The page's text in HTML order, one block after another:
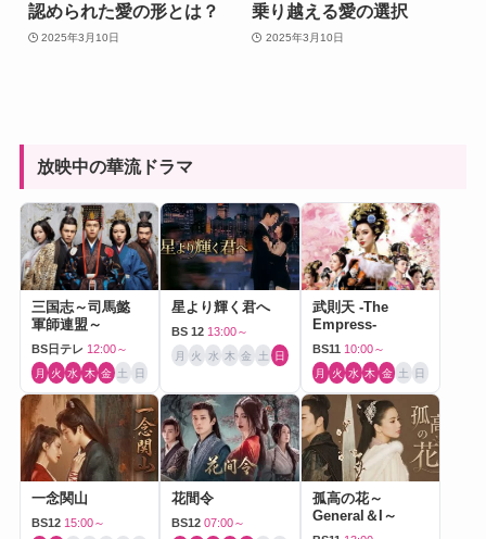
認められた愛の形とは？
2025年3月10日
乗り越える愛の選択
2025年3月10日
放映中の華流ドラマ
三国志～司馬懿
軍師連盟～
BS日テレ 12:00～
月 火 水 木 金 土 日
星より輝く君へ
BS 12 13:00～
月 火 水 木 金 土 日
武則天 -The
Empress-
BS11 10:00～
月 火 水 木 金 土 日
一念関山
BS12 15:00～
花間令
BS12 07:00～
孤高の花～
General＆I～